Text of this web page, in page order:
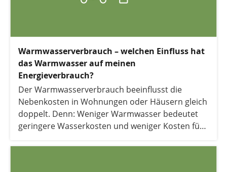
Warmwasserverbrauch – welchen Einfluss hat
das Warmwasser auf meinen
Energieverbrauch?
Der Warmwasserverbrauch beeinflusst die
Nebenkosten in Wohnungen oder Häusern gleich
doppelt. Denn: Weniger Warmwasser bedeutet
geringere Wasserkosten und weniger Kosten für